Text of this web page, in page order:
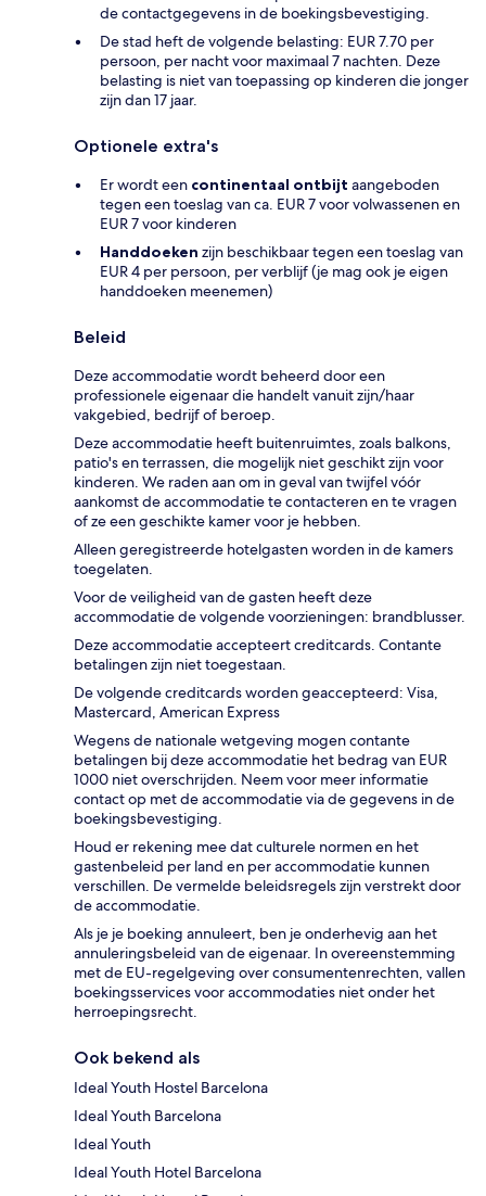
de contactgegevens in de boekingsbevestiging.
De stad heft de volgende belasting: EUR 7.70 per
persoon, per nacht voor maximaal 7 nachten. Deze
belasting is niet van toepassing op kinderen die jonger
zijn dan 17 jaar.
Optionele extra's
Er wordt een continentaal ontbijt aangeboden
tegen een toeslag van ca. EUR 7 voor volwassenen en
EUR 7 voor kinderen
Handdoeken zijn beschikbaar tegen een toeslag van
EUR 4 per persoon, per verblijf (je mag ook je eigen
handdoeken meenemen)
Beleid
Deze accommodatie wordt beheerd door een
professionele eigenaar die handelt vanuit zijn/haar
vakgebied, bedrijf of beroep.
Deze accommodatie heeft buitenruimtes, zoals balkons,
patio's en terrassen, die mogelijk niet geschikt zijn voor
kinderen. We raden aan om in geval van twijfel vóór
aankomst de accommodatie te contacteren en te vragen
of ze een geschikte kamer voor je hebben.
Alleen geregistreerde hotelgasten worden in de kamers
toegelaten.
Voor de veiligheid van de gasten heeft deze
accommodatie de volgende voorzieningen: brandblusser.
Deze accommodatie accepteert creditcards. Contante
betalingen zijn niet toegestaan.
De volgende creditcards worden geaccepteerd: Visa,
Mastercard, American Express
Wegens de nationale wetgeving mogen contante
betalingen bij deze accommodatie het bedrag van EUR
1000 niet overschrijden. Neem voor meer informatie
contact op met de accommodatie via de gegevens in de
boekingsbevestiging.
Houd er rekening mee dat culturele normen en het
gastenbeleid per land en per accommodatie kunnen
verschillen. De vermelde beleidsregels zijn verstrekt door
de accommodatie.
Als je je boeking annuleert, ben je onderhevig aan het
annuleringsbeleid van de eigenaar. In overeenstemming
met de EU-regelgeving over consumentenrechten, vallen
boekingsservices voor accommodaties niet onder het
herroepingsrecht.
Ook bekend als
Ideal Youth Hostel Barcelona
Ideal Youth Barcelona
Ideal Youth
Ideal Youth Hotel Barcelona